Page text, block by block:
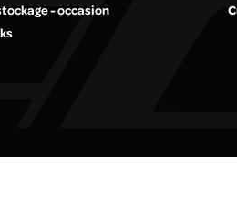
- occasion